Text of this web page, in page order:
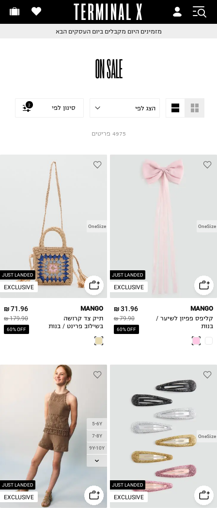
TERMINAL X
החלפות והחזרות בקליקעם שליח עד הבית!
ON SALE
סינון לפי 2
4975 פריטים
JUST LANDED
EXCLUSIVE
OneSize
31.96 ₪
79.90 ₪
60% OFF
MANGO
קליפס פפיון לשיער /
בנות
JUST LANDED
EXCLUSIVE
OneSize
71.96 ₪
179.90 ₪
60% OFF
MANGO
תיק צד קרושה
בשילוב פרינט / בנות
JUST LANDED
EXCLUSIVE
OneSize
JUST LANDED
EXCLUSIVE
5-6Y
7-8Y
9Y-10Y
11-12Y